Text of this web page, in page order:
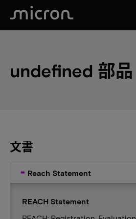
undefined 部品
文書
Reach Statement
REACH Statement